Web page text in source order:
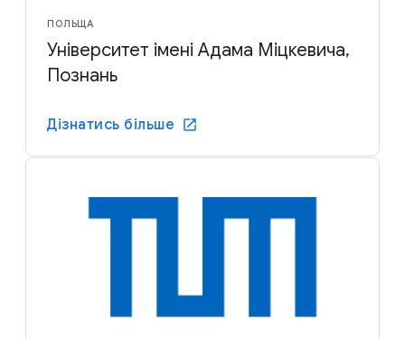
ПОЛЬЩА
Університет імені Адама Міцкевича,
Познань
Дізнатись більше